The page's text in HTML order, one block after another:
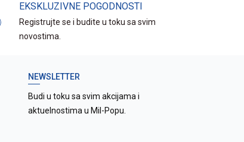
EKSKLUZIVNE POGODNOSTI
Registrujte se i budite u toku sa svim
novostima.
NEWSLETTER
Budi u toku sa svim akcijama i
aktuelnostima u Mil-Popu.